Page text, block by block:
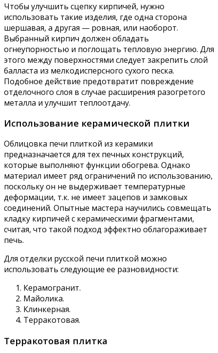
Чтобы улучшить сцепку кирпичей, нужно
использовать такие изделия, где одна сторона
шершавая, а другая — ровная, или наоборот.
Выбранный кирпич должен обладать
огнеупорностью и поглощать тепловую энергию. Для
этого между поверхностями следует закрепить слой
балласта из мелкодисперсного сухого песка.
Подобное действие предотвратит повреждение
отделочного слоя в случае расширения разогретого
металла и улучшит теплоотдачу.
Использование керамической плитки
Облицовка печи плиткой из керамики
предназначается для тех печных конструкций,
которые выполняют функции обогрева. Однако
материал имеет ряд ограничений по использованию,
поскольку он не выдерживает температурные
деформации, т.к. не имеет зацепов и замковых
соединений. Опытные мастера научились совмещать
кладку кирпичей с керамическими фрагментами,
считая, что такой подход эффектно облагораживает
печь.
Для отделки русской печи плиткой можно
использовать следующие ее разновидности:
Керамогранит.
Майолика.
Клинкерная.
Терракотовая.
Терракотовая плитка